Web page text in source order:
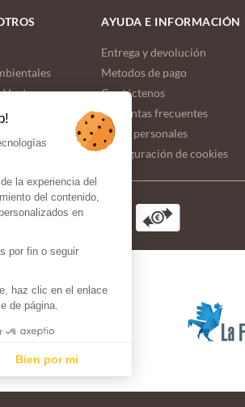
la experiencia del
del contenido,
en
por fin o seguir
haz clic en el enlace
de página.
Bien por mi
Venta
AYUDA E INFORMACIÓN
Entrega y devolución
Metodos de pago
Contáctenos
Preguntas frecuentes
Datos personales
Configuración de cookies